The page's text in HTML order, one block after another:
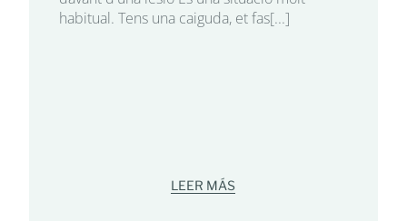
habitual. Tens una caiguda, et fas[...]
LEER MÁS